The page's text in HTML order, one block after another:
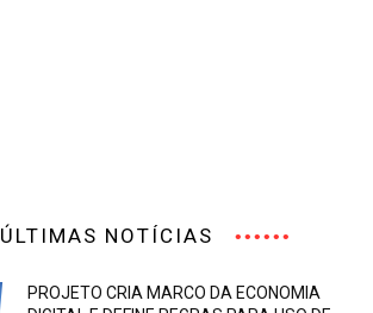
ÚLTIMAS NOTÍCIAS
PROJETO CRIA MARCO DA ECONOMIA